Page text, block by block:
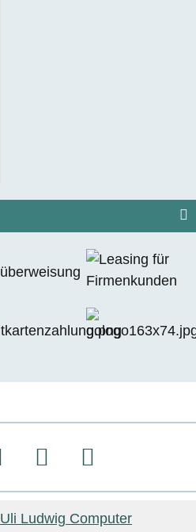
Uli Ludwig Computer